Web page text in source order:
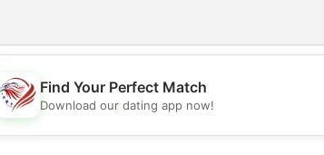
💖
Find Your Perfect Match
Download our dating app now!